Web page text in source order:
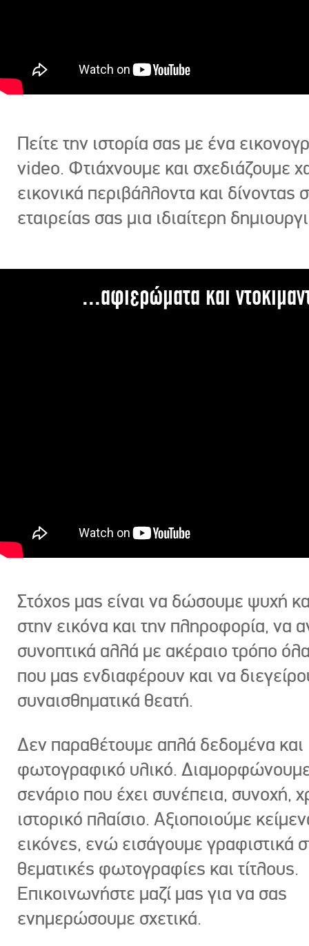
Πείτε την ιστορία σας με ένα
video. Φτιάχνουμε και σχεδιάζουμε
εικονικά περιβάλλοντα και δίνοντας
εταιρείας σας μια ιδιαίτερη
...αφιερώματα και
Στόχος μας είναι να δώσουμε ψυχή
στην εικόνα και την πληροφορία, να
συνοπτικά αλλά με ακέραιο τρόπο
που μας ενδιαφέρουν και να
συναισθηματικά θεατή.
Δεν παραθέτουμε απλά δεδομένα και
φωτογραφικό υλικό.
σενάριο που έχει συνέπεια, συνοχή,
ιστορικό πλαίσιο. Αξιοποιούμε
εικόνες, ενώ εισάγουμε γραφιστικά
θεματικές φωτογραφίες και τίτλους.
Επικοινωνήστε μαζί μας για να σας
ενημερώσουμε σχετικά.